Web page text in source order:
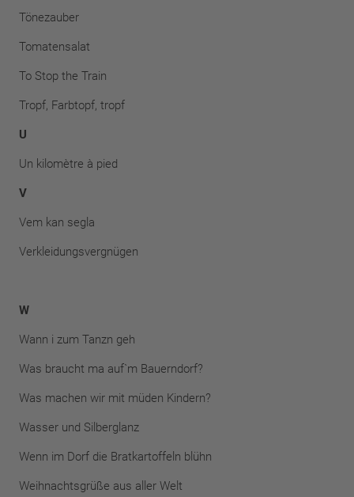
Tönezauber
Tomatensalat
To Stop the Train
Tropf, Farbtopf, tropf
U
Un kilomètre à pied
V
Vem kan segla
Verkleidungsvergnügen
W
Wann i zum Tanzn geh
Was braucht ma auf`m Bauerndorf?
Was machen wir mit müden Kindern?
Wasser und Silberglanz
Wenn im Dorf die Bratkartoffeln blühn
Weihnachtsgrüße aus aller Welt